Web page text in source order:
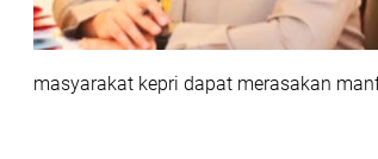
masyarakat kepri dapat merasakan